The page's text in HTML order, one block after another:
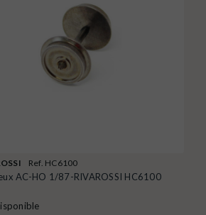
Ref. HC6100
AC-HO 1/87-RIVAROSSI HC6100